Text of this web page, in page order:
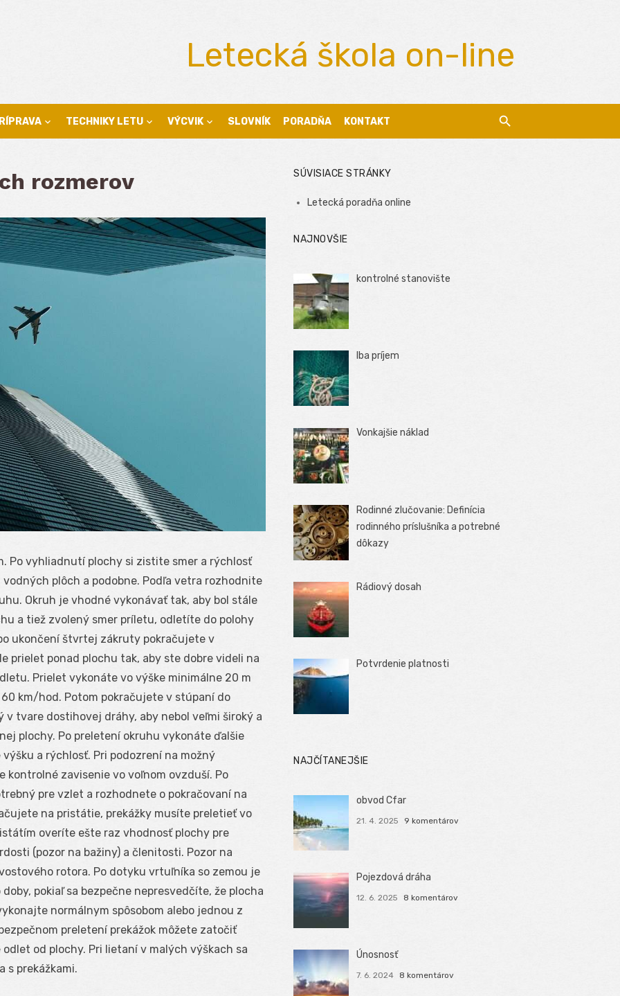
Letecká škola on-line
TECHNIKY LETU VÝCVIK SLOVNÍK PORADŇA KONTAKT
rozmerov
Po vyhliadnutí plochy si zistite smer a rýchlosť
plôch a podobne. Podľa vetra rozhodnite
Okruh je vhodné vykonávať tak, aby bol stále
a tiež zvolený smer príletu, odletíte do polohy
ukončení štvrtej zákruty pokračujete v
prielet ponad plochu tak, aby ste dobre videli na
Prielet vykonáte vo výške minimálne 20 m
km/hod. Potom pokračujete v stúpaní do
v tvare dostihovej dráhy, aby nebol veľmi široký a
plochy. Po preletení okruhu vykonáte ďalšie
a rýchlosť. Pri podozrení na možný
zavisenie vo voľnom ovzduší. Po
pre vzlet a rozhodnete o pokračovaní na
na pristátie, prekážky musíte preletieť vo
overíte ešte raz vhodnosť plochy pre
(pozor na bažiny) a členitosti. Pozor na
rotora. Po dotyku vrtuľníka so zemou je
pokiaľ sa bezpečne nepresvedčíte, že plocha
normálnym spôsobom alebo jednou z
preletení prekážok môžete zatočiť
od plochy. Pri lietaní v malých výškach sa
s prekážkami.
SÚVISIACE STRÁNKY
Letecká poradňa online
NAJNOVŠIE
kontrolné stanovište
Iba príjem
Vonkajšie náklad
Rodinné zlučovanie: Definícia
rodinného príslušníka a potrebné
dôkazy
Rádiový dosah
Potvrdenie platnosti
NAJČÍTANEJŠIE
obvod Cfar
21. 4. 2025 9 komentárov
Pojezdová dráha
12. 6. 2025 8 komentárov
Únosnosť
7. 6. 2024 8 komentárov